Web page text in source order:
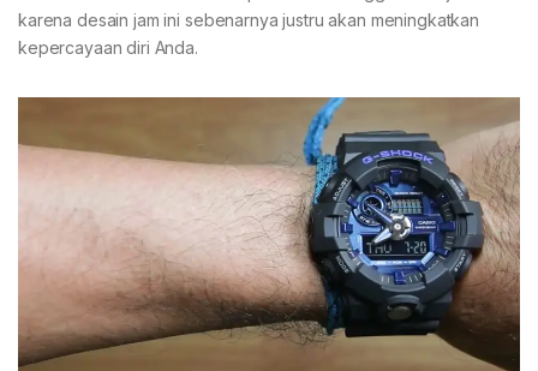
karena desain jam ini sebenarnya justru akan meningkatkan
kepercayaan diri Anda.